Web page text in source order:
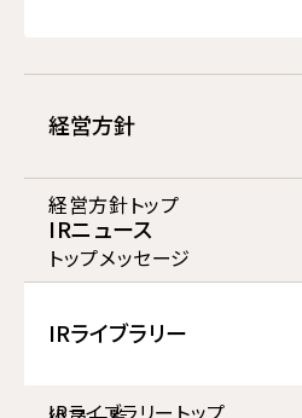
経営方針
経営方針トップ
トップメッセージ
IRニュース
IRライブラリー
IRライブラリートップ